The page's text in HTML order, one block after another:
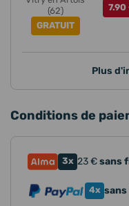
(62)
GRATUIT
7.90
Plus
Conditions de
3x 23€sans
4x